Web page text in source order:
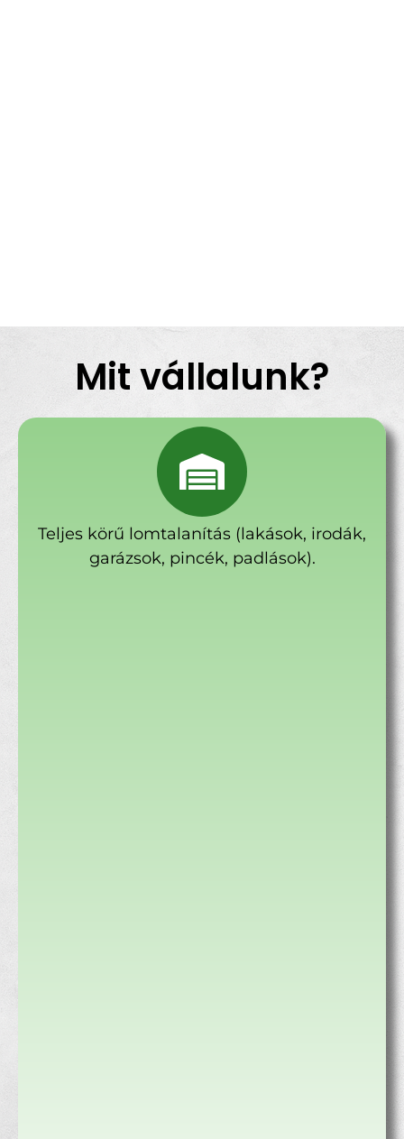
Mit vállalunk?
Teljes körű lomtalanítás (lakások, irodák,
garázsok, pincék, padlások).